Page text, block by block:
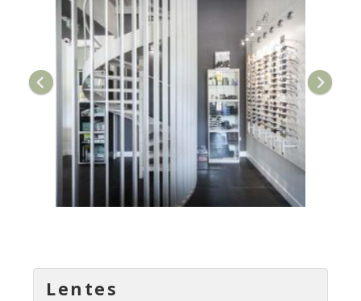
Lentes